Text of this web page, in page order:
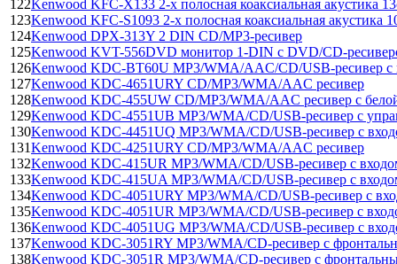
122Kenwood KFC-X133 2-х полосная коаксиальная акустика
123Kenwood KFC-S1093 2-х полосная коаксиальная акустика
124Kenwood DPX-313Y 2 DIN CD/MP3-ресивер
125Kenwood KVT-556DVD монитор 1-DIN с DVD/CD-
126Kenwood KDC-BT60U MP3/WMA/AAC/CD/USB-ресивер с
127Kenwood KDC-4651URY CD/MP3/WMA/AAC ресивер
128Kenwood KDC-455UW CD/MP3/WMA/AAC ресивер с
129Kenwood KDC-4551UB MP3/WMA/CD/USB-ресивер с
130Kenwood KDC-4451UQ MP3/WMA/CD/USB-ресивер с
131Kenwood KDC-4251URY CD/MP3/WMA/AAC ресивер
132Kenwood KDC-415UR MP3/WMA/CD/USB-ресивер с
133Kenwood KDC-415UA MP3/WMA/CD/USB-ресивер с
134Kenwood KDC-4051URY MP3/WMA/CD/USB-ресивер с
135Kenwood KDC-4051UR MP3/WMA/CD/USB-ресивер с
136Kenwood KDC-4051UG MP3/WMA/CD/USB-ресивер с
137Kenwood KDC-3051RY MP3/WMA/СD-ресивер с
138Kenwood KDC-3051R MP3/WMA/СD-ресивер с